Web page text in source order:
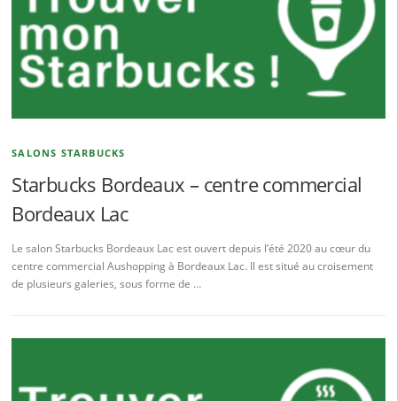
SALONS STARBUCKS
Starbucks Bordeaux – centre commercial
Bordeaux Lac
Le salon Starbucks Bordeaux Lac est ouvert depuis l’été 2020 au cœur du
centre commercial Aushopping à Bordeaux Lac. Il est situé au croisement
de plusieurs galeries, sous forme de …